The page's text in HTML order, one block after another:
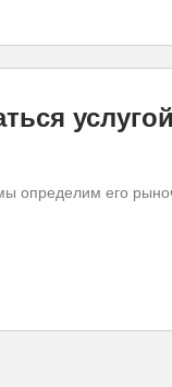
определим его